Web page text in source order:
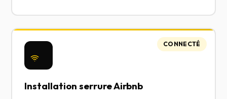
Installation serrure Airbnb
CONNECTÉ